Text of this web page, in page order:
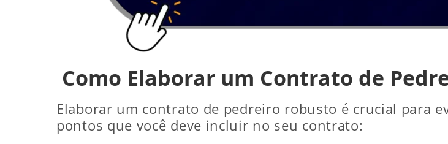
Como Elaborar um Contrato de
Elaborar um contrato de pedreiro robusto é crucial para
pontos que você deve incluir no seu contrato: